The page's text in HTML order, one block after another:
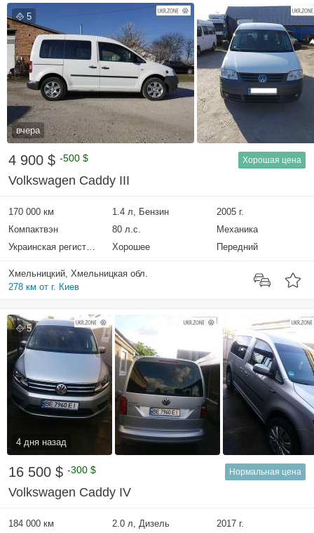
5
вчера
4 900 $ -500 $ Хорошая цена
Volkswagen Caddy III
170 000 км 1.4 л, Бензин
2005 г.
Компактвэн
80 л.с.
Механика
Украинская регистрация
Хорошее Передний
Хмельницкий, Хмельницкая обл.
278 км от г. Киев
5
4 дня назад
16 500 $ -300 $ Нормальная цена
Volkswagen Caddy IV
184 000 км 2.0 л, Дизель
2017 г.